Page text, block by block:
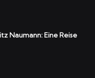
Naumann: Eine Reise